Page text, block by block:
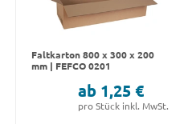
Faltkarton 800 x 300 x 200
mm | FEFCO 0201
ab 1,25 €
pro Stück inkl. MwSt.